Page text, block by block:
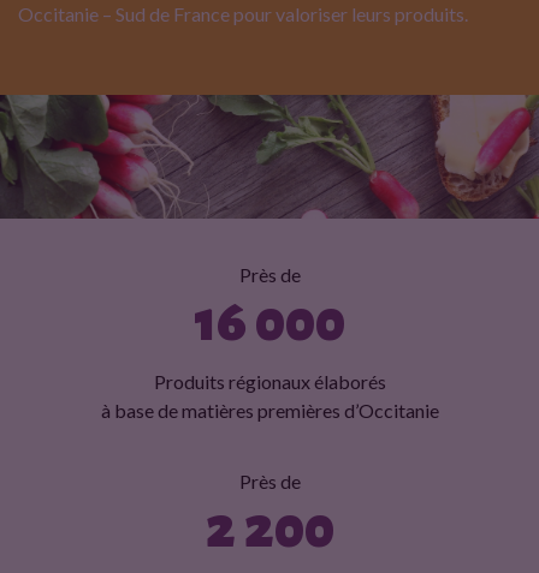
Occitanie – Sud de France pour valoriser leurs produits.
Près de
16 000
Produits régionaux élaborés
à base de matières premières d’Occitanie
Près de
2 200